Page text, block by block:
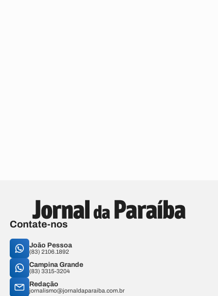
Contate-nos
João Pessoa
(83) 2106.1892
Campina Grande
(83) 3315-3204
Redação
jornalismo@jornaldaparaiba.com.br